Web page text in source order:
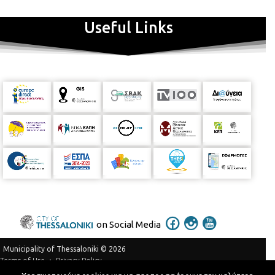
Useful Links
on Social Media
Municipality of Thessaloniki © 2026
Terms of Use
Privacy Policy